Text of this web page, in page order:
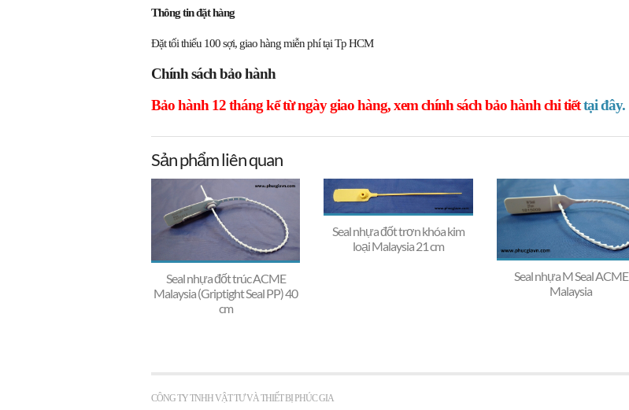
Thông tin đặt hàng
Đặt tối thiểu 100 sợi, giao hàng miễn phí tại Tp HCM
Chính sách bảo hành
Bảo hành 12 tháng kể từ ngày giao hàng, xem chính sách bảo hành chi tiếttại đây.
Sản phẩm liên quan
Seal nhựa đốt trúc ACME
Malaysia (Griptight Seal PP) 40
cm
Seal nhựa đốt trơn khóa kim
loại Malaysia 21 cm
Seal nhựa M Seal ACME
Malaysia
CÔNG TY TNHH VẬT TƯ VÀ THIẾT BỊ PHÚC GIA